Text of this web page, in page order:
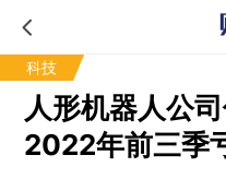
科技
人形机器人公
2022年前三季